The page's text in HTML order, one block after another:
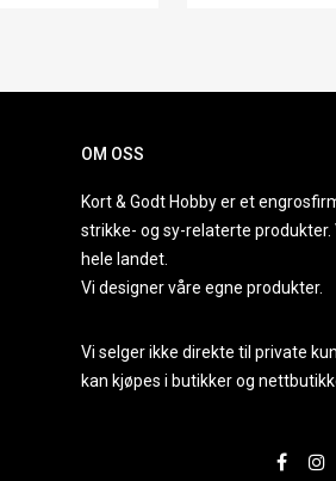
OM OSS
Kort & Godt Hobby er et
strikke- og sy-relaterte
hele landet.
Vi designer våre egne produkter.
Vi selger ikke direkte til private
kan kjøpes i butikker og